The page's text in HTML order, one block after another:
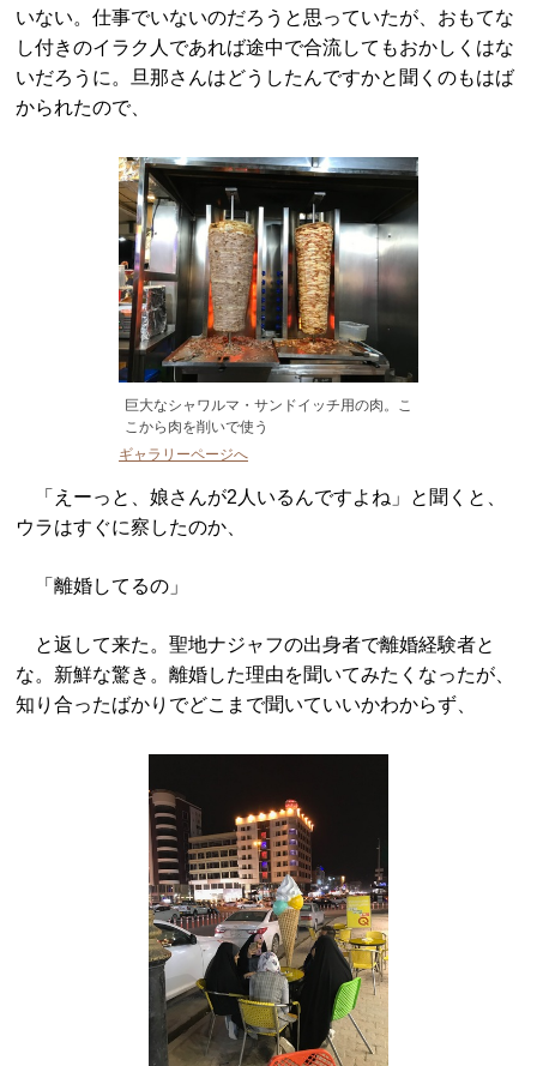
いない。仕事でいないのだろうと思っていたが、おもてな
し付きのイラク人であれば途中で合流してもおかしくはな
いだろうに。旦那さんはどうしたんですかと聞くのもはば
かられたので、
巨大なシャワルマ・サンドイッチ用の肉。こ
こから肉を削いで使う
ギャラリーページへ
「えーっと、娘さんが2人いるんですよね」と聞くと、
ウラはすぐに察したのか、
「離婚してるの」
と返して来た。聖地ナジャフの出身者で離婚経験者と
な。新鮮な驚き。離婚した理由を聞いてみたくなったが、
知り合ったばかりでどこまで聞いていいかわからず、